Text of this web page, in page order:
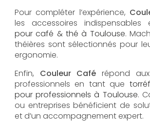
Pour compléter l’expérience,
les accessoires indispensables
pour café & thé à Toulouse.
théières sont sélectionnés pour
ergonomie.
Enfin, Couleur Café répond
professionnels en tant que
pour professionnels à Toulouse.
ou entreprises bénéficient de
et d’un accompagnement expert.